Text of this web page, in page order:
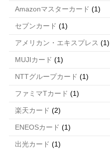
Amazonマスターカード (1)
セブンカード (1)
アメリカン・エキスプレス (1)
MUJIカード (1)
NTTグループカード (1)
ファミマTカード (1)
楽天カード (2)
ENEOSカード (1)
出光カード (1)